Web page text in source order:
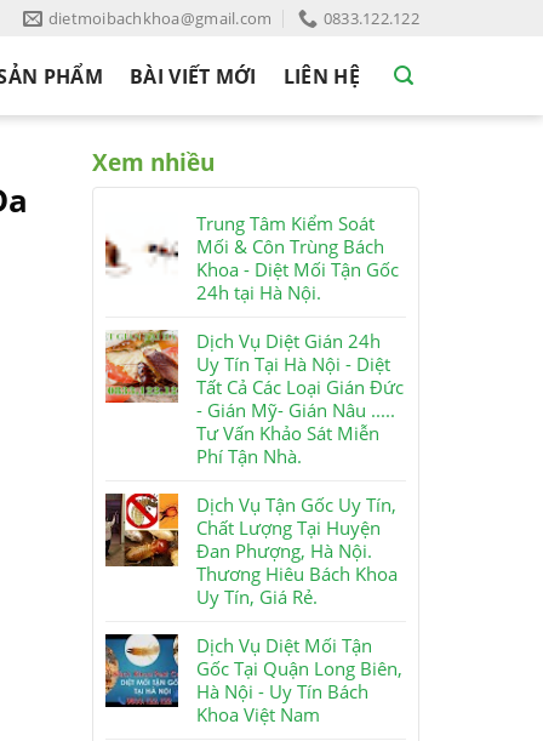
dietmoibachkhoa@gmail.com 0833.122.122
PHẨM BÀI VIẾT MỚI LIÊN HỆ
Xem nhiều
Trung Tâm Kiểm Soát
Mối & Côn Trùng Bách
Khoa - Diệt Mối Tận Gốc
24h tại Hà Nội.
Dịch Vụ Diệt Gián 24h
Uy Tín Tại Hà Nội - Diệt
Tất Cả Các Loại Gián Đức
- Gián Mỹ- Gián Nâu .....
Tư Vấn Khảo Sát Miễn
Phí Tận Nhà.
Dịch Vụ Tận Gốc Uy Tín,
Chất Lượng Tại Huyện
Đan Phượng, Hà Nội.
Thương Hiêu Bách Khoa
Uy Tín, Giá Rẻ.
Dịch Vụ Diệt Mối Tận
Gốc Tại Quận Long Biên,
Hà Nội - Uy Tín Bách
Khoa Việt Nam